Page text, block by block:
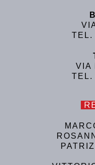
TEL.
VIA
TEL.